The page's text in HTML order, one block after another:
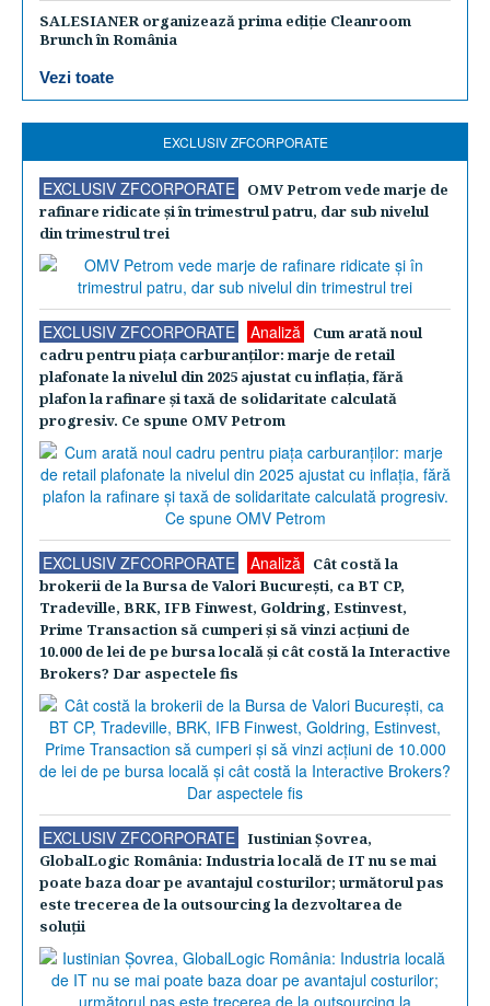
SALESIANER organizează prima ediție Cleanroom
Brunch în România
Vezi toate
EXCLUSIV ZFCORPORATE
EXCLUSIV ZFCORPORATE
OMV Petrom vede marje de
rafinare ridicate şi în trimestrul patru, dar sub nivelul
din trimestrul trei
EXCLUSIV ZFCORPORATE Analiză
Cum arată noul
cadru pentru piaţa carburanţilor: marje de retail
plafonate la nivelul din 2025 ajustat cu inflaţia, fără
plafon la rafinare şi taxă de solidaritate calculată
progresiv. Ce spune OMV Petrom
EXCLUSIV ZFCORPORATE Analiză
Cât costă la
brokerii de la Bursa de Valori Bucureşti, ca BT CP,
Tradeville, BRK, IFB Finwest, Goldring, Estinvest,
Prime Transaction să cumperi şi să vinzi acţiuni de
10.000 de lei de pe bursa locală şi cât costă la Interactive
Brokers? Dar aspectele fis
EXCLUSIV ZFCORPORATE
Iustinian Şovrea,
GlobalLogic România: Industria locală de IT nu se mai
poate baza doar pe avantajul costurilor; următorul pas
este trecerea de la outsourcing la dezvoltarea de
soluţii